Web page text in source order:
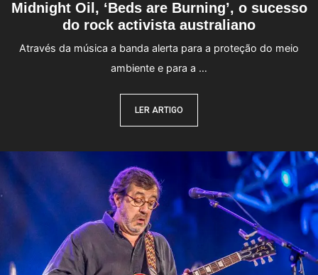
Midnight Oil, ‘Beds are Burning’, o sucesso
do rock activista australiano
Através da música a banda alerta para a proteção do meio
ambiente e para a …
LER ARTIGO